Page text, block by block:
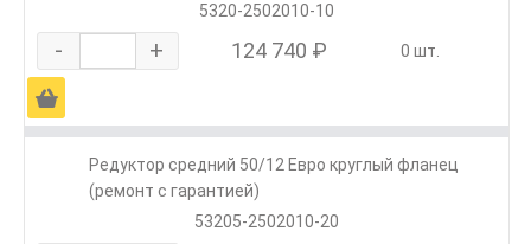
5320-2502010-10
- + 124 740 ₽ 0 шт.
Ä
Редуктор средний 50/12 Евро круглый фланец
(ремонт с гарантией)
53205-2502010-20